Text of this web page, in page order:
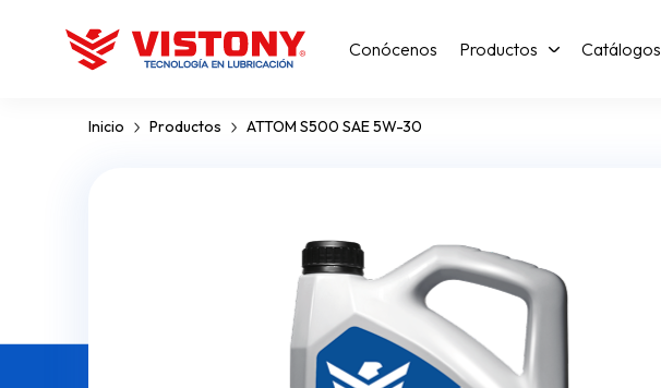
Conócenos Productos Catálogos
Inicio Productos ATTOM S500 SAE 5W-30